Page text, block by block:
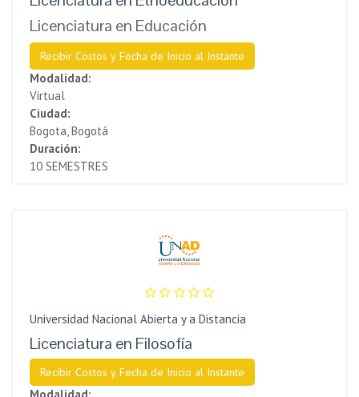
Licenciatura en Educación
Recibir Costos y Fecha de Inicio al Instante
Modalidad:
Virtual
Ciudad:
Bogota, Bogotá
Duración:
10 SEMESTRES
Universidad Nacional Abierta y a Distancia
Licenciatura en Filosofía
Recibir Costos y Fecha de Inicio al Instante